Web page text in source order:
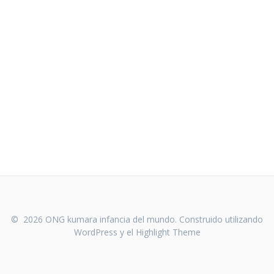
© 2026 ONG kumara infancia del mundo. Construido utilizando
WordPress y el Highlight Theme